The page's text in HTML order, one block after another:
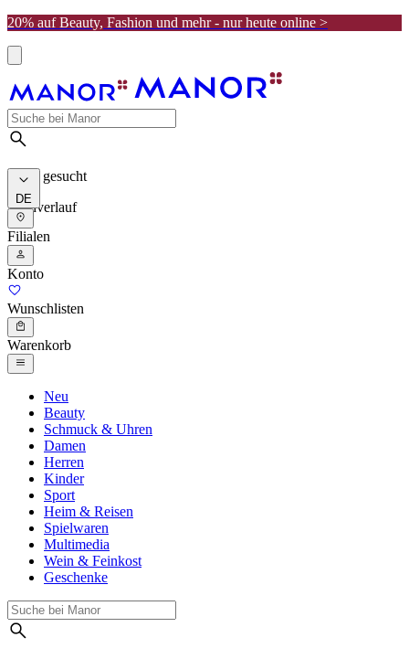
20% auf Beauty, Fashion und mehr - nur heute online >
Meist gesucht
Suchverlauf
DE
Filialen
Konto
Wunschlisten
Warenkorb
Neu
Beauty
Schmuck & Uhren
Damen
Herren
Kinder
Sport
Heim & Reisen
Spielwaren
Multimedia
Wein & Feinkost
Geschenke